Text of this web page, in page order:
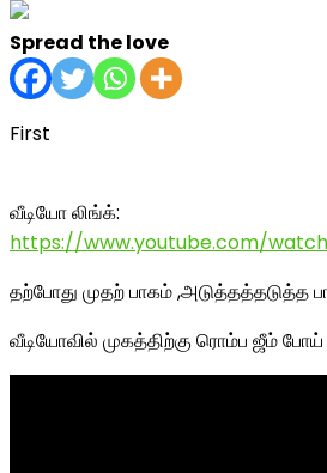
Spread the love
First
வீடியோ லிங்க்:
https://www.youtube.com/
தற்போது முதற் பாகம் ,அடுத்தத்தடுத்த
வீடியோவில் முகத்திற்கு ரொம்ப ஜீம் போய்